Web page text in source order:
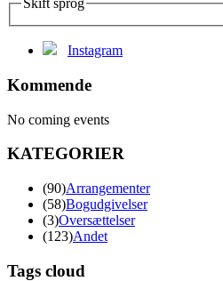
Instagram
Kommende
No coming events
KATEGORIER
(90)Arrangementer
(58)Bogudgivelser
(3)Oversættelser
(123)Andet
Tags cloud